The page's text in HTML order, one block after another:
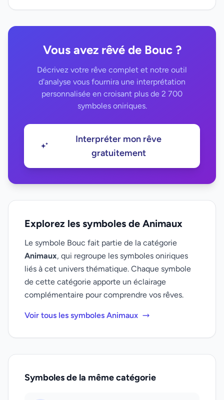
Vous avez rêvé de Bouc ?
Décrivez votre rêve complet et notre outil
d'analyse vous fournira une interprétation
personnalisée en croisant plus de 2 700
symboles oniriques.
Interpréter mon rêve
gratuitement
Explorez les symboles de Animaux
Le symbole Bouc fait partie de la catégorie
Animaux, qui regroupe les symboles oniriques
liés à cet univers thématique. Chaque symbole
de cette catégorie apporte un éclairage
complémentaire pour comprendre vos rêves.
Voir tous les symboles Animaux
Symboles de la même catégorie